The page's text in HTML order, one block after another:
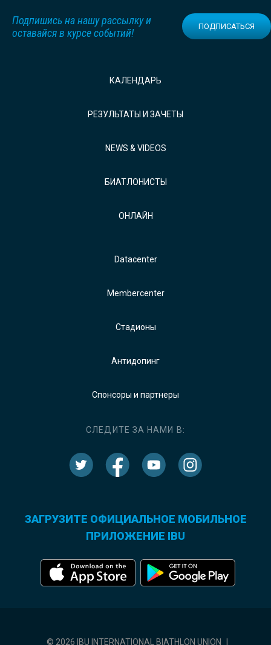
Подпишись на нашу рассылку и
оставайся в курсе событий!
ПОДПИСАТЬСЯ
КАЛЕНДАРЬ
РЕЗУЛЬТАТЫ И ЗАЧЕТЫ
NEWS & VIDEOS
БИАТЛОНИСТЫ
ОНЛАЙН
Datacenter
Membercenter
Стадионы
Антидопинг
Спонсоры и партнеры
СЛЕДИТЕ ЗА НАМИ В:
ЗАГРУЗИТЕ ОФИЦИАЛЬНОЕ МОБИЛЬНОЕ
ПРИЛОЖЕНИЕ IBU
© 2026 IBU INTERNATIONAL BIATHLON UNION